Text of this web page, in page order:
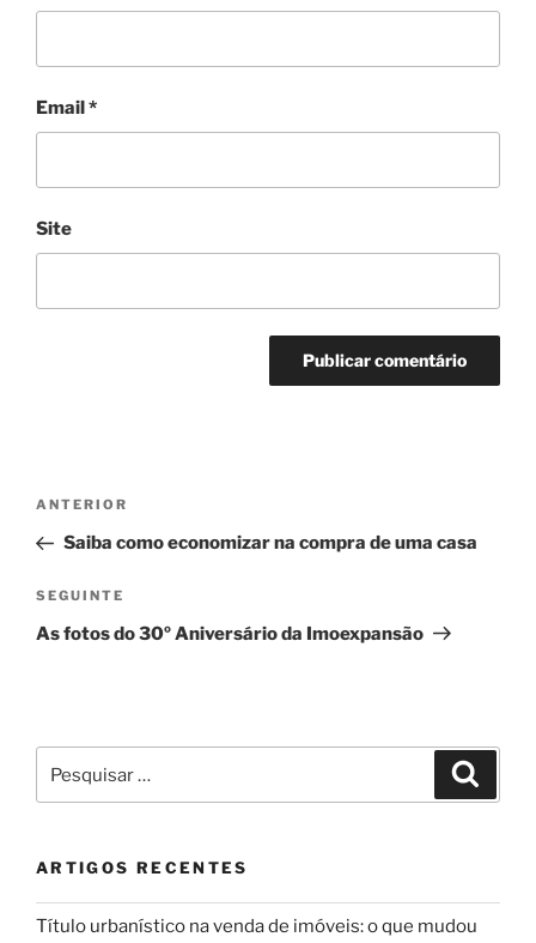
Email*
Site
Navegação
artigos
Conteúdo
anterior
ANTERIOR
Saiba como economizar na compra de uma casa
Conteúdo
seguinte
SEGUINTE
As fotos do 30º Aniversário da Imoexpansão
por:
ARTIGOS RECENTES
Título urbanístico na venda de imóveis: o que mudou